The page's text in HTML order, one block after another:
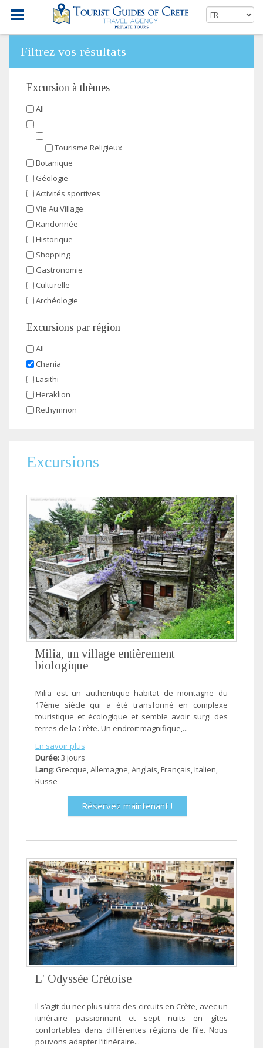
Filtrez vos résultats
Excursion à thèmes
All
Tourisme Religieux
Botanique
Géologie
Activités sportives
Vie Au Village
Randonnée
Historique
Shopping
Gastronomie
Culturelle
Archéologie
Excursions par région
All
Chania
Lasithi
Heraklion
Rethymnon
Excursions
Milia, un village entièrement
biologique
Milia est un authentique habitat de montagne du
17ème siècle qui a été transformé en complexe
touristique et écologique et semble avoir surgi des
terres de la Crète. Un endroit magnifique,...
En savoir plus
Durée:3 jours
Lang: Grecque, Allemagne, Anglais, Français, Ιtalien,
Russe
Réservez maintenant !
L' Odyssée Crétoise
Il s’agit du nec plus ultra des circuits en Crète, avec un
itinéraire passionnant et sept nuits en gîtes
confortables dans différentes régions de l’île. Nous
pouvons adapter l’itinéraire...